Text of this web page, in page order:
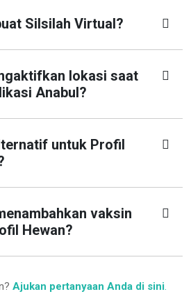
Silsilah Virtual?
lokasi saat
Anabul?
untuk Profil
vaksin
Hewan?
Ajukan pertanyaan Anda di sini.